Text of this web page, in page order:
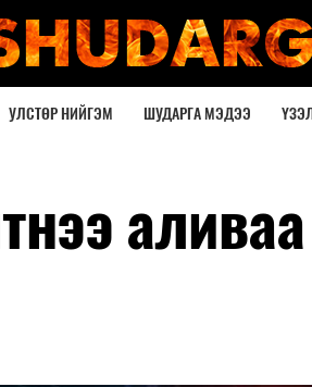
УЛСТӨР НИЙГЭМ ШУДАРГА МЭДЭЭ